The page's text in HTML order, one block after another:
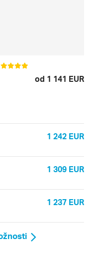
od 1 141 EUR
1 242 EUR
1 309 EUR
1 237 EUR